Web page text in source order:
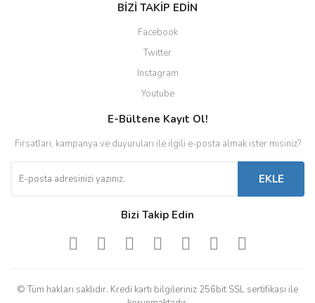
BİZİ TAKİP EDİN
Facebook
Twitter
Instagram
Youtube
E-Bültene Kayıt Ol!
Fırsatları, kampanya ve duyuruları ile ilgili e-posta almak ister misiniz?
EKLE
Bizi Takip Edin
© Tüm hakları saklıdır. Kredi kartı bilgileriniz 256bit SSL sertifikası ile